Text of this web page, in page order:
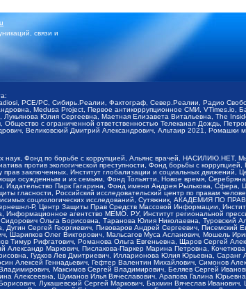
связи и
PCE/PC, Сибирь.Реалии, Фактограф, Север.Реалии, Радио
Medusa Project, Первое антикоррупционное СМИ,
Юлия Сергеевна, Маетная Елизавета Витальевна, The
с ограниченной ответственностью Телеканал Дождь,
Великовский Дмитрий Александрович, Альтаир 2021, Ромашки
наук, Фонд по борьбе с коррупцией, Альянс врачей,
против экологической преступности, Фонд борьбы с
заключенных, Институт глобализации и социальных
осужденным и их семьям, Фонд Тольятти, Новое время,
Парк Гагарина, Фонд имени Андрея Рылькова,
Российский исследовательский центр по правам
социологических исследований, Сутяжник, АКАДЕМИЯ ПО
Р, Центр Защиты Прав Средств Массовой Информации,
Информационное агентство МЕМО. РУ, Институт региональной
Ольга Борисовна, Таранова Юлия Николаевна, Туровский
Сергей Георгиевич, Пивоваров Андрей Сергеевич, Писемский
Олег Викторович, Мальсагов Муса Асланович, Мошель
Тимур Рифгатович, Романова Ольга Евгеньевна, Щаров Сергей
Маркович, Пислакова-Паркер Марина Петровна,
Гудков Лев Дмитриевич, Илларионова Юлия Юрьевна,
Алексей Геннадьевич, Гефтер Валентин Михайлович, Симонов
Максимов Сергей Владимирович, Беляев Сергей
Алексеевна, Шуманов Илья Вячеславович, Арапова Галина
Лукашевский Сергей Маркович, Бахмин Вячеслав